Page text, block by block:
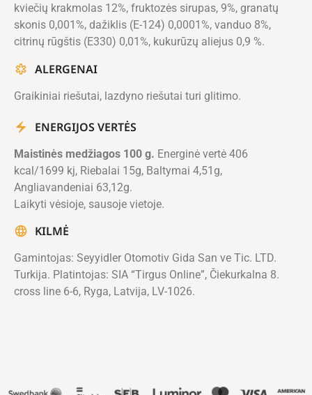
kviečių krakmolas 12%, fruktozės sirupas, 9%, granatų
skonis 0,001%, dažiklis (E-124) 0,0001%, vanduo 8%,
citrinų rūgštis (E330) 0,01%, kukurūzų aliejus 0,9 %.
ALERGENAI
Graikiniai riešutai, lazdyno riešutai turi glitimo.
ENERGIJOS VERTĖS
Maistinės medžiagos 100 g. Energinė vertė 406
kcal/1699 kj, Riebalai 15g, Baltymai 4,51g,
Angliavandeniai 63,12g.
Laikyti vėsioje, sausoje vietoje.
KILMĖ
Gamintojas: Seyyidler Otomotiv Gida San ve Tic. LTD.
Turkija. Platintojas: SIA “Tirgus Online”, Čiekurkalna 8.
cross line 6-6, Ryga, Latvija, LV-1026.